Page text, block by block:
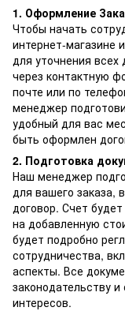
1. Оформление
Чтобы начать
интернет-
для уточнения
через контактную
почте или по
менеджер
удобный для вас
быть оформлен
2. Подготовка
Наш менеджер
для вашего заказа,
договор. Счет
на добавленную
будет подробно
сотрудничества,
аспекты. Все
законодательству
интересов.